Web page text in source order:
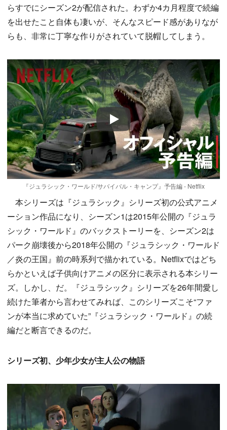
らすでにシーズン2が配信された。わずか4カ月程度で続編
を出せたこと自体も凄いが、そんなスピード感がありなが
らも、非常に丁寧な作りがされていて脱帽してしまう。
Play
『ジュラシック・ワールド/サバイバル・キャンプ』予告編 - Netflix
本シリーズは『ジュラシック』シリーズ初の公式アニメ
ーション作品になり、シーズン1は2015年公開の『ジュラ
シック・ワールド』のバックストーリーを、シーズン2は
パーク崩壊後から2018年公開の『ジュラシック・ワールド
／炎の王国』前の時系列で描かれている。Netflixではどち
らかといえば子供向けアニメの区分に表示される本シリー
ズ。しかし、だ。『ジュラシック』シリーズを26年間愛し
続けた筆者から言わせてみれば、このシリーズこそ“ファ
ンが本当に求めていた”『ジュラシック・ワールド』の続
編だと断言できるのだ。
シリーズ初、少年少女が主人公の物語